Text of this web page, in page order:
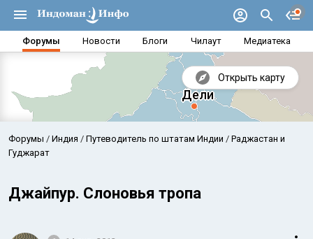
Форумы Новости Блоги Чилаут Медиатека
Открыть карту
Форумы Индия Путеводитель по штатам Индии
Раджастан и
Гуджарат
Джайпур. Слоновья тропа